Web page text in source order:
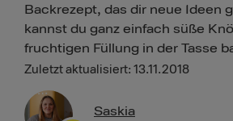
Backrezept, das dir neue Ideen
kannst du ganz einfach süße
fruchtigen Füllung in der Tasse
Zuletzt aktualisiert: 13.11.2018
Saskia